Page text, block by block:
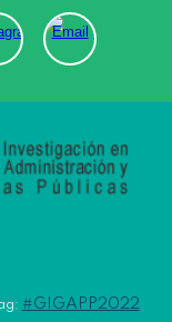
#GIGAPP2022